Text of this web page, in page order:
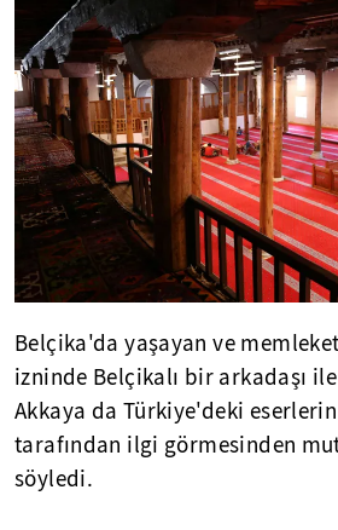
Belçika'da yaşayan ve
izninde Belçikalı bir arkadaşı
Akkaya da Türkiye'deki
tarafından ilgi görmesinden
söyledi.